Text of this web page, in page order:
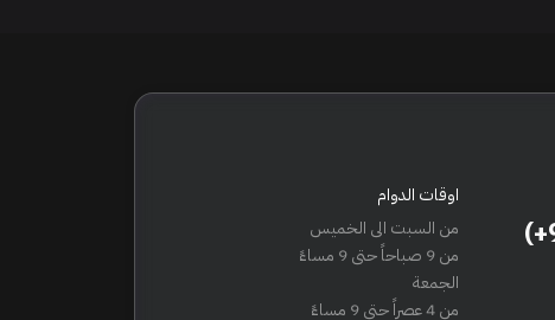
اوقات الدوام
من السبت الى الخميس
من 9 صباحاً حتى 9 مساءً
الجمعة
من 4 عصراً حتى 9 مساءً